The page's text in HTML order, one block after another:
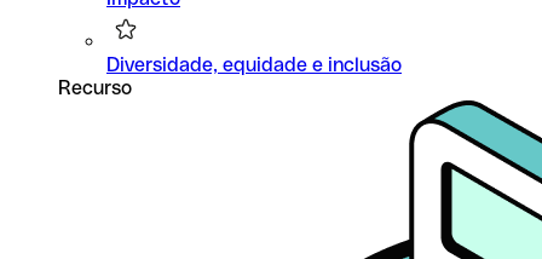
Diversidade, equidade e inclusão
Recurso